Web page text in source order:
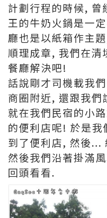
計劃行程的時候, 曾
王的牛奶火鍋是一
廳也是以紙箱作主
順理成章, 我們在清
餐廳解決吧!
話說剛才司機載我
商圈附近, 還跟我們
就在我們民宿的小
的便利店呢! 於是我
到了便利店, 然後...
然後我們沿著掛滿
回頭看看.